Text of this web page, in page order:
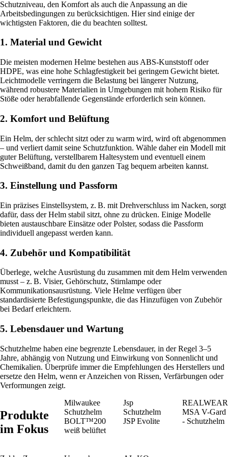
Schutzniveau, den Komfort als auch die Anpassung an die
Arbeitsbedingungen zu berücksichtigen. Hier sind einige der
wichtigsten Faktoren, die du beachten solltest.
1. Material und Gewicht
Die meisten modernen Helme bestehen aus ABS-Kunststoff oder
HDPE, was eine hohe Schlagfestigkeit bei geringem Gewicht bietet.
Leichtmodelle verringern die Belastung bei längerer Nutzung,
während robustere Materialien in Umgebungen mit hohem Risiko für
Stöße oder herabfallende Gegenstände erforderlich sein können.
2. Komfort und Belüftung
Ein Helm, der schlecht sitzt oder zu warm wird, wird oft abgenommen
– und verliert damit seine Schutzfunktion. Wähle daher ein Modell mit
guter Belüftung, verstellbarem Haltesystem und eventuell einem
Schweißband, damit du den ganzen Tag bequem arbeiten kannst.
3. Einstellung und Passform
Ein präzises Einstellsystem, z. B. mit Drehverschluss im Nacken, sorgt
dafür, dass der Helm stabil sitzt, ohne zu drücken. Einige Modelle
bieten austauschbare Einsätze oder Polster, sodass die Passform
individuell angepasst werden kann.
4. Zubehör und Kompatibilität
Überlege, welche Ausrüstung du zusammen mit dem Helm verwenden
musst – z. B. Visier, Gehörschutz, Stirnlampe oder
Kommunikationsausrüstung. Viele Helme verfügen über
standardisierte Befestigungspunkte, die das Hinzufügen von Zubehör
bei Bedarf erleichtern.
5. Lebensdauer und Wartung
Schutzhelme haben eine begrenzte Lebensdauer, in der Regel 3–5
Jahre, abhängig von Nutzung und Einwirkung von Sonnenlicht und
Chemikalien. Überprüfe immer die Empfehlungen des Herstellers und
ersetze den Helm, wenn er Anzeichen von Rissen, Verfärbungen oder
Verformungen zeigt.
Produkte
im Fokus
Milwaukee
Schutzhelm
BOLT™200
weiß belüftet
Jsp
Schutzhelm
JSP Evolite
REALWEAR
MSA V-Gard
- Schutzhelm